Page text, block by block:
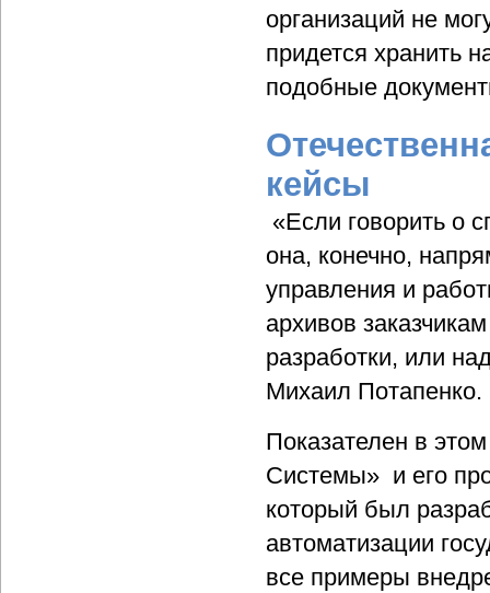
организаций не
придется хранить
подобные
кейсы
«Если говорить о
она, конечно,
управления и
архивов
разработки, или
Михаил Потапенко.
Показателен в
Системы» и его
который был
автоматизации
все примеры